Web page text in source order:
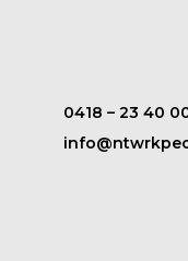
‭0418 – 23 40